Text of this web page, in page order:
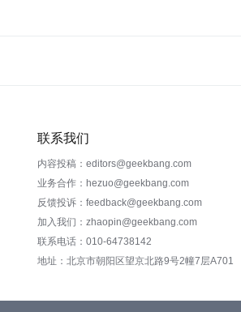
联系我们
内容投稿：editors@geekbang.com
业务合作：hezuo@geekbang.com
反馈投诉：feedback@geekbang.com
加入我们：zhaopin@geekbang.com
联系电话：010-64738142
地址：北京市朝阳区望京北路9号2幢7层A701